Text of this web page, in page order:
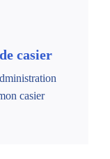
casier
casier